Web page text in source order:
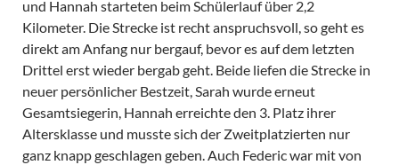
und Hannah starteten beim Schülerlauf über 2,2
Kilometer. Die Strecke ist recht anspruchsvoll, so geht es
direkt am Anfang nur bergauf, bevor es auf dem letzten
Drittel erst wieder bergab geht. Beide liefen die Strecke in
neuer persönlicher Bestzeit, Sarah wurde erneut
Gesamtsiegerin, Hannah erreichte den 3. Platz ihrer
Altersklasse und musste sich der Zweitplatzierten nur
ganz knapp geschlagen geben. Auch Federic war mit von